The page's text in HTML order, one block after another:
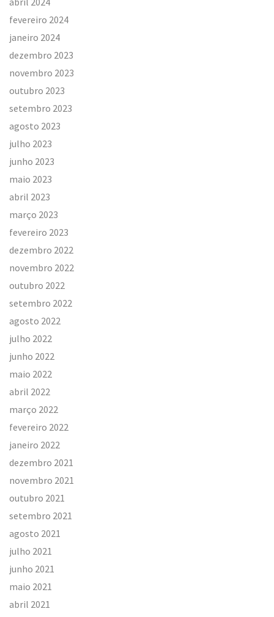
fevereiro 2024
janeiro 2024
dezembro 2023
novembro 2023
outubro 2023
setembro 2023
agosto 2023
julho 2023
junho 2023
maio 2023
abril 2023
março 2023
fevereiro 2023
dezembro 2022
novembro 2022
outubro 2022
setembro 2022
agosto 2022
julho 2022
junho 2022
maio 2022
abril 2022
março 2022
fevereiro 2022
janeiro 2022
dezembro 2021
novembro 2021
outubro 2021
setembro 2021
agosto 2021
julho 2021
junho 2021
maio 2021
abril 2021